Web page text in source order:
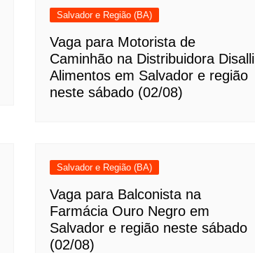
Salvador e Região (BA)
Vaga para Motorista de
Caminhão na Distribuidora Disalli
Alimentos em Salvador e região
neste sábado (02/08)
Salvador e Região (BA)
Vaga para Balconista na
Farmácia Ouro Negro em
Salvador e região neste sábado
(02/08)